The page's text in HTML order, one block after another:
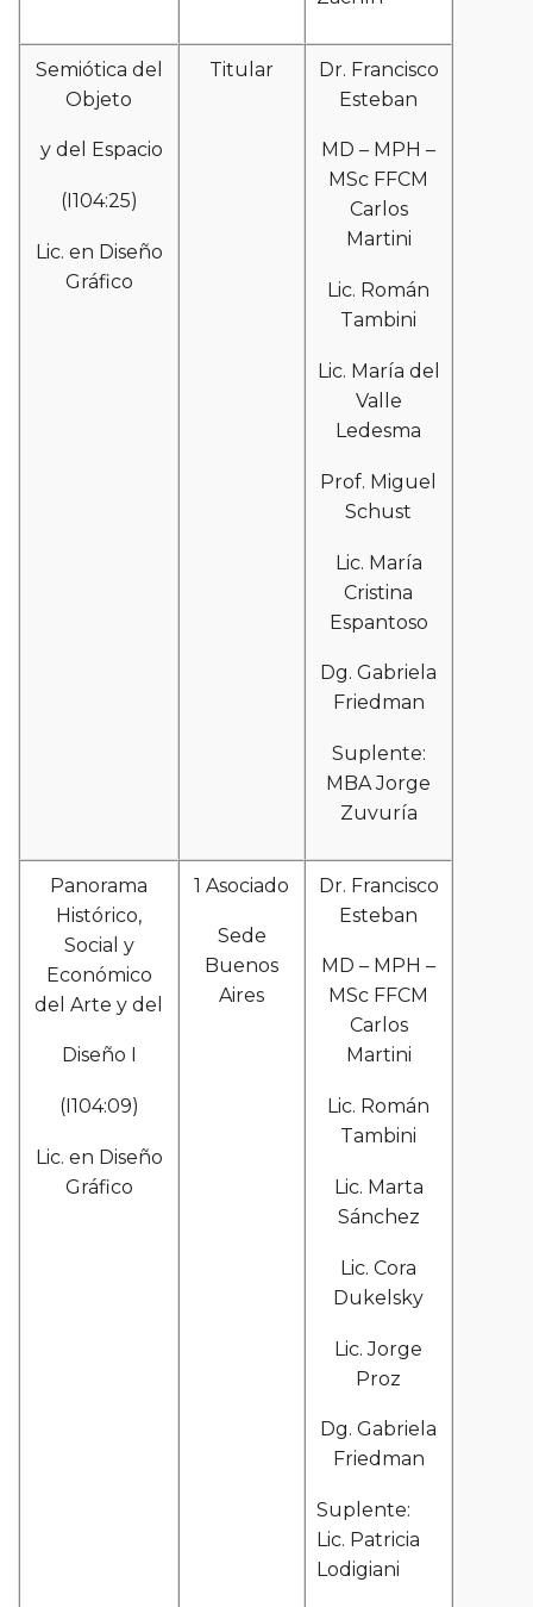
Semiótica del
Objeto
y del Espacio
(I104:25)
Lic. en Diseño
Gráfico
Titular
Dr. Francisco
Esteban
MD – MPH –
MSc FFCM
Carlos
Martini
Lic. Román
Tambini
Lic. María del
Valle
Ledesma
Prof. Miguel
Schust
Lic. María
Cristina
Espantoso
Dg. Gabriela
Friedman
Suplente:
MBA Jorge
Zuvuría
Panorama
Histórico,
Social y
Económico
del Arte y del
Diseño I
(I104:09)
Lic. en Diseño
Gráfico
1 Asociado
Sede
Buenos
Aires
Dr. Francisco
Esteban
MD – MPH –
MSc FFCM
Carlos
Martini
Lic. Román
Tambini
Lic. Marta
Sánchez
Lic. Cora
Dukelsky
Lic. Jorge
Proz
Dg. Gabriela
Friedman
Suplente:
Lic. Patricia
Lodigiani